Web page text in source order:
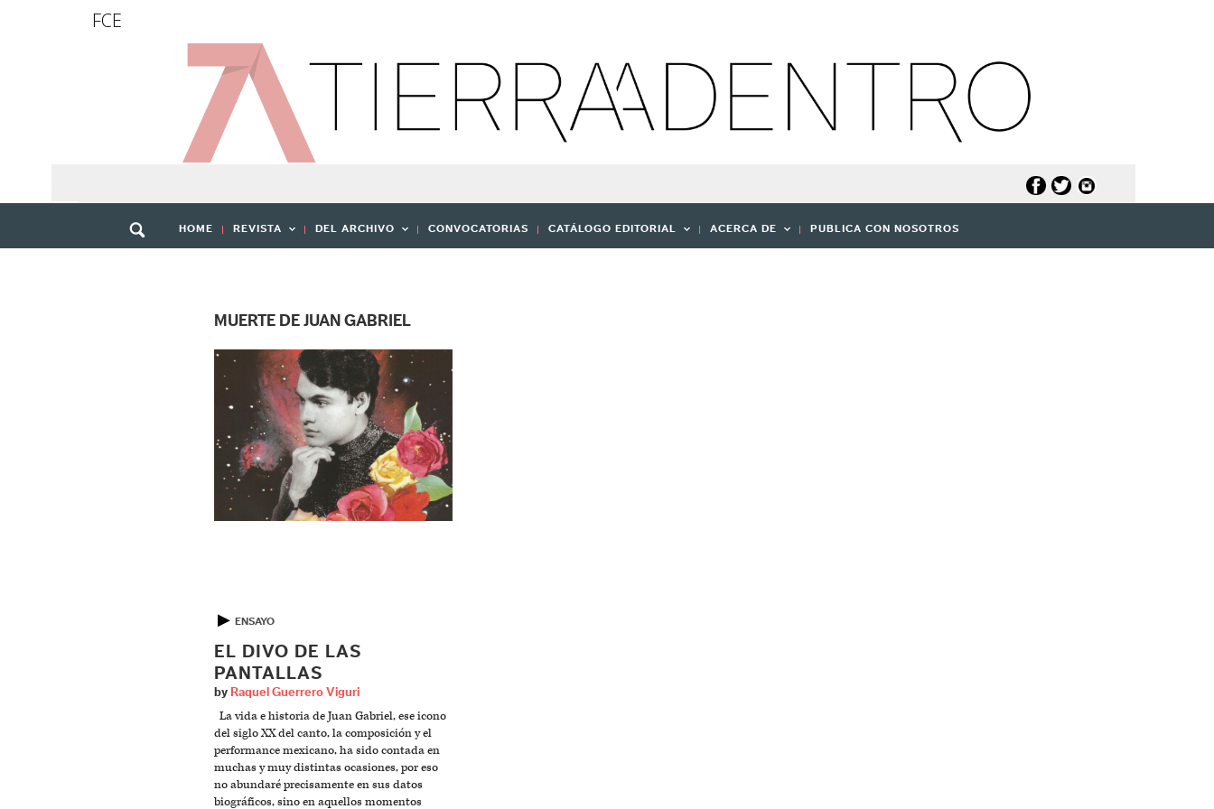
FCE
HOME REVISTA DEL ARCHIVO CONVOCATORIAS CATÁLOGO EDITORIAL ACERCA DE PUBLICA CON NOSOTROS
MUERTE DE JUAN GABRIEL
▶ ENSAYO
EL DIVO DE LAS
PANTALLAS
by Raquel Guerrero Viguri
La vida e historia de Juan Gabriel, ese icono
del siglo XX del canto, la composición y el
performance mexicano, ha sido contada en
muchas y muy distintas ocasiones, por eso
no abundaré precisamente en sus datos
biográficos, sino en aquellos momentos